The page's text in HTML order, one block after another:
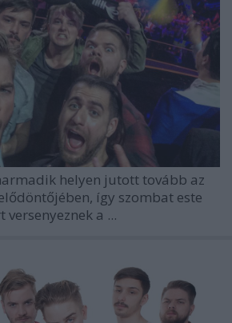
helyen jutott tovább az
így szombat este
versenyeznek a ...